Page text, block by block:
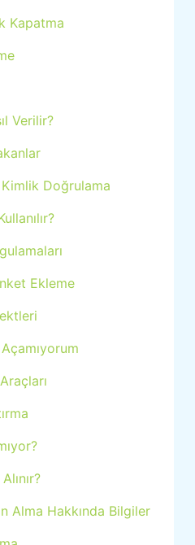
Kapatma
Verilir?
Doğrulama
Ekleme
Alma Hakkında Bilgiler